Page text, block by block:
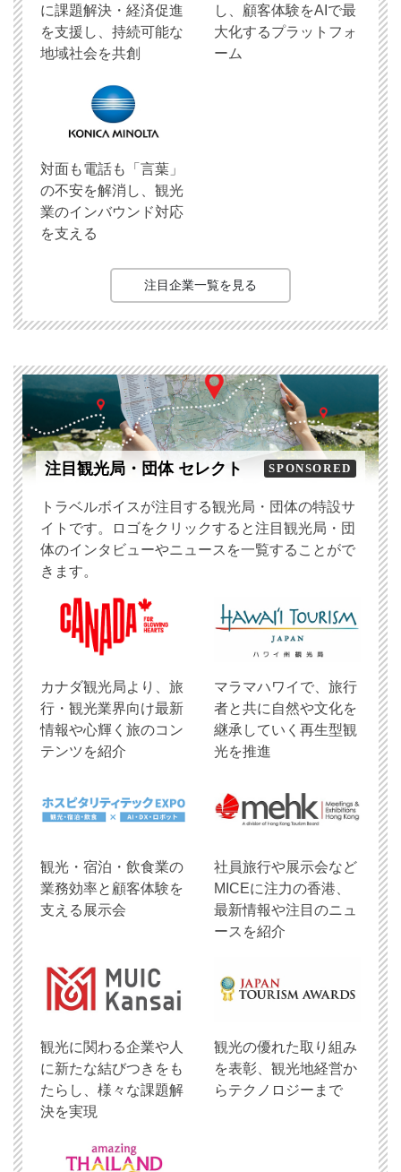
に課題解決・経済促進
を支援し、持続可能な
地域社会を共創
し、顧客体験をAIで最
大化するプラットフォ
ーム
対面も電話も「言葉」
の不安を解消し、観光
業のインバウンド対応
を支える
注目企業一覧を見る
注目観光局・団体 セレクト SPONSORED
トラベルボイスが注目する観光局・団体の特設サ
イトです。ロゴをクリックすると注目観光局・団
体のインタビューやニュースを一覧することがで
きます。
​カナダ観光局より、旅
行・観光業界向け最新
情報や心輝く旅のコン
テンツを紹介
マラマハワイで、旅行
者と共に自然や文化を
継承していく再生型観
光を推進
観光・宿泊・飲食業の
業務効率と顧客体験を
支える展示会
社員旅行や展示会など
MICEに注力の香港、
最新情報や注目のニュ
ースを紹介
観光に関わる企業や人
に新たな結びつきをも
たらし、様々な課題解
決を実現
観光の優れた取り組み
を表彰、観光地経営か
らテクノロジーまで